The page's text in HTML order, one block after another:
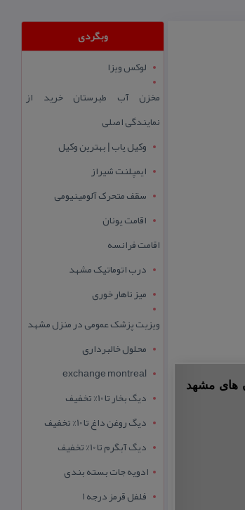
های مشهد
وبگردی
لوکس ویزا
مخزن آب طبرستان خرید از
نمایندگی اصلی
وکیل یاب | بهترین وکیل
ایمپلنت شیراز
سقف متحرک آلومینیومی
اقامت یونان
اقامت فرانسه
درب اتوماتیک مشهد
میز ناهار خوری
ویزیت پزشک عمومی در منزل مشهد
محلول خالبرداری
exchange montreal
دیگ بخار تا 10% تخفیف
دیگ روغن داغ تا 10% تخفیف
دیگ آبگرم تا 10% تخفیف
ادویه جات بسته بندی
فلفل قرمز درجه 1